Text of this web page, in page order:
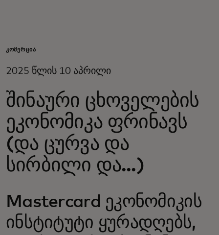
ბიზნესისთვის
მსოფლიოსთვის
ინოვატორებისთვის
სიახლეები და ტენდენციები
ᲙᲝᲛᲔᲠᲪᲘᲐ
2025 წლის 10 აპრილი
შინაური ცხოველების
ეკონომიკა ფრინავს
(და ცურვა და
სირბილი და...)
Mastercard ეკონომიკის
ინსტიტუტი ყურადღებს,